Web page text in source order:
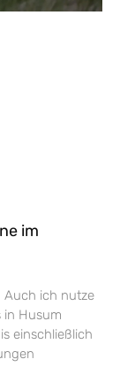
im
Auch ich nutze
in Husum
einschließlich